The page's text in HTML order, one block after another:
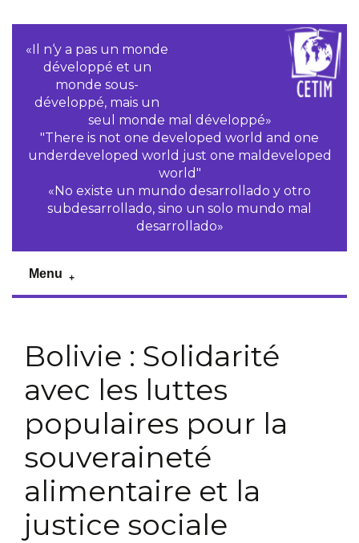
«Il n‘y a pas un monde
développé et un
monde sous-
développé, mais un
seul monde mal développé»
"There is not one developed world and one
underdeveloped world just one maldeveloped
world"
«No existe un mundo desarrollado y otro
subdesarrollado, sino un solo mundo mal
desarrollado»
Menu
Bolivie : Solidarité
avec les luttes
populaires pour la
souveraineté
alimentaire et la
justice sociale